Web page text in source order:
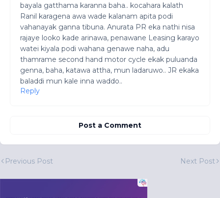
bayala gatthama karanna baha.. kocahara kalath
Ranil karagena awa wade kalanam apita podi
vahanayak ganna tibuna. Anurata PR eka nathi nisa
rajaye looko kade arinawa, penawane Leasing karayo
watei kiyala podi wahana genawe naha, adu
thamrame second hand motor cycle ekak puluanda
genna, baha, katawa attha, mun ladaruwo.. JR ekaka
baladdi mun kale inna waddo..
Reply
Post a Comment
Previous Post Next Post